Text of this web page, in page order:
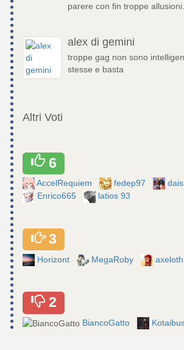
parere con fin troppe allusioni...
alex di gemini
troppe gag non sono
stesse e basta
Altri Voti
6
AccelRequiem fedep97
Enrico665
latios 93
3
Horizont MegaRoby axeloth
2
BiancoGatto